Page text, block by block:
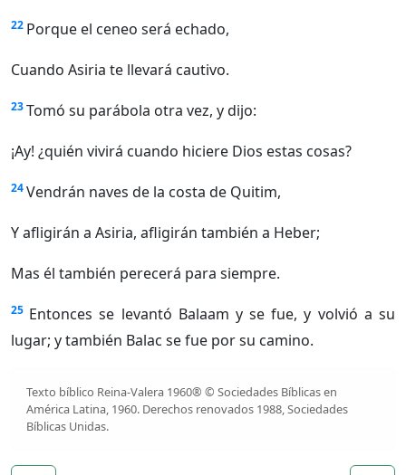
22 Porque el ceneo será echado,
Cuando Asiria te llevará cautivo.
23Tomó su parábola otra vez, y dijo:
¡Ay! ¿quién vivirá cuando hiciere Dios estas cosas?
24Vendrán naves de la costa de Quitim,
Y afligirán a Asiria, afligirán también a Heber;
Mas él también perecerá para siempre.
25 Entonces se levantó Balaam y se fue, y volvió a su
lugar; y también Balac se fue por su camino.
Texto bíblico Reina-Valera 1960® © Sociedades Bíblicas en
América Latina, 1960. Derechos renovados 1988, Sociedades
Bíblicas Unidas.